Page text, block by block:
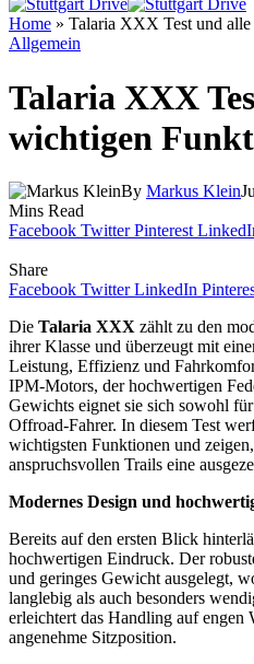
Home » Talaria XXX Test und
Allgemein
Talaria XXX
wichtigen
By Markus Klein
Mins Read
Facebook Twitter Pinterest
Share
Facebook Twitter LinkedIn
Die Talaria XXX zählt zu den
ihrer Klasse und überzeugt mit
Leistung, Effizienz und
IPM-Motors, der hochwertigen
Gewichts eignet sie sich sowohl
Offroad-Fahrer. In diesem Test
wichtigsten Funktionen und
anspruchsvollen Trails eine
Modernes Design und
Bereits auf den ersten Blick
hochwertigen Eindruck. Der
und geringes Gewicht ausgelegt,
langlebig als auch besonders
erleichtert das Handling auf engen
angenehme Sitzposition.